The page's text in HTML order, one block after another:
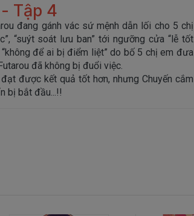
Tập 4
đang gánh vác sứ mệnh dẫn lối cho 5 chị
“suýt soát lưu ban” tới ngưỡng cửa “lễ tốt
để ai bị điểm liệt” do bố 5 chị em đưa
đã không bị đuổi việc.
được kết quả tốt hơn, nhưng Chuyến cắm
bị bắt đầu...!!